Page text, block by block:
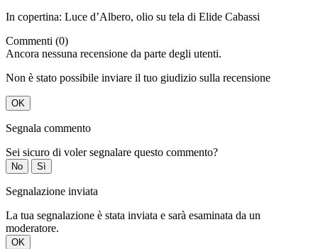
In copertina: Luce d’Albero, olio su tela di Elide Cabassi
Commenti (0)
Ancora nessuna recensione da parte degli utenti.
Non è stato possibile inviare il tuo giudizio sulla recensione
OK
Segnala commento
Sei sicuro di voler segnalare questo commento?
No Sì
Segnalazione inviata
La tua segnalazione è stata inviata e sarà esaminata da un
moderatore.
OK